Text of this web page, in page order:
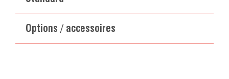
Options / accessoires